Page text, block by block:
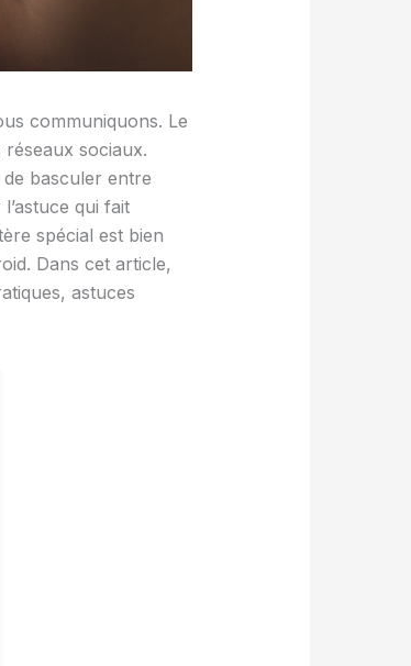
communiquons. Le
sociaux.
de basculer entre
qui fait
spécial est bien
Dans cet article,
astuces